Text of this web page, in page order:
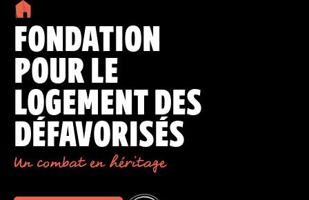
FONDATION
POUR LE
LOGEMENT DES
DÉFAVORISÉS
Un combat en héritage